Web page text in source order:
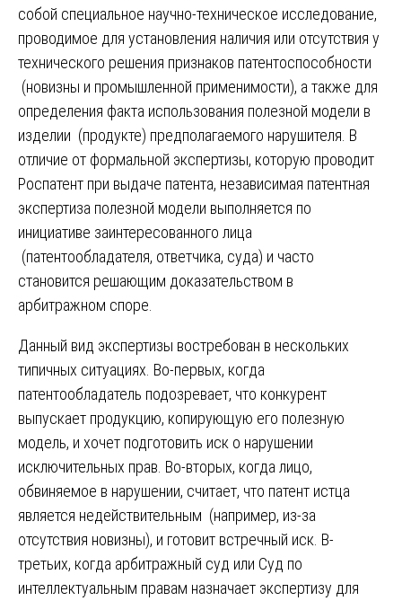
собой специальное научно-техническое исследование,
проводимое для установления наличия или отсутствия у
технического решения признаков патентоспособности
(новизны и промышленной применимости), а также для
определения факта использования полезной модели в
изделии (продукте) предполагаемого нарушителя. В
отличие от формальной экспертизы, которую проводит
Роспатент при выдаче патента, независимая патентная
экспертиза полезной модели выполняется по
инициативе заинтересованного лица
(патентообладателя, ответчика, суда) и часто
становится решающим доказательством в
арбитражном споре.
Данный вид экспертизы востребован в нескольких
типичных ситуациях. Во-первых, когда
патентообладатель подозревает, что конкурент
выпускает продукцию, копирующую его полезную
модель, и хочет подготовить иск о нарушении
исключительных прав. Во-вторых, когда лицо,
обвиняемое в нарушении, считает, что патент истца
является недействительным (например, из-за
отсутствия новизны), и готовит встречный иск. В-
третьих, когда арбитражный суд или Суд по
интеллектуальным правам назначает экспертизу для